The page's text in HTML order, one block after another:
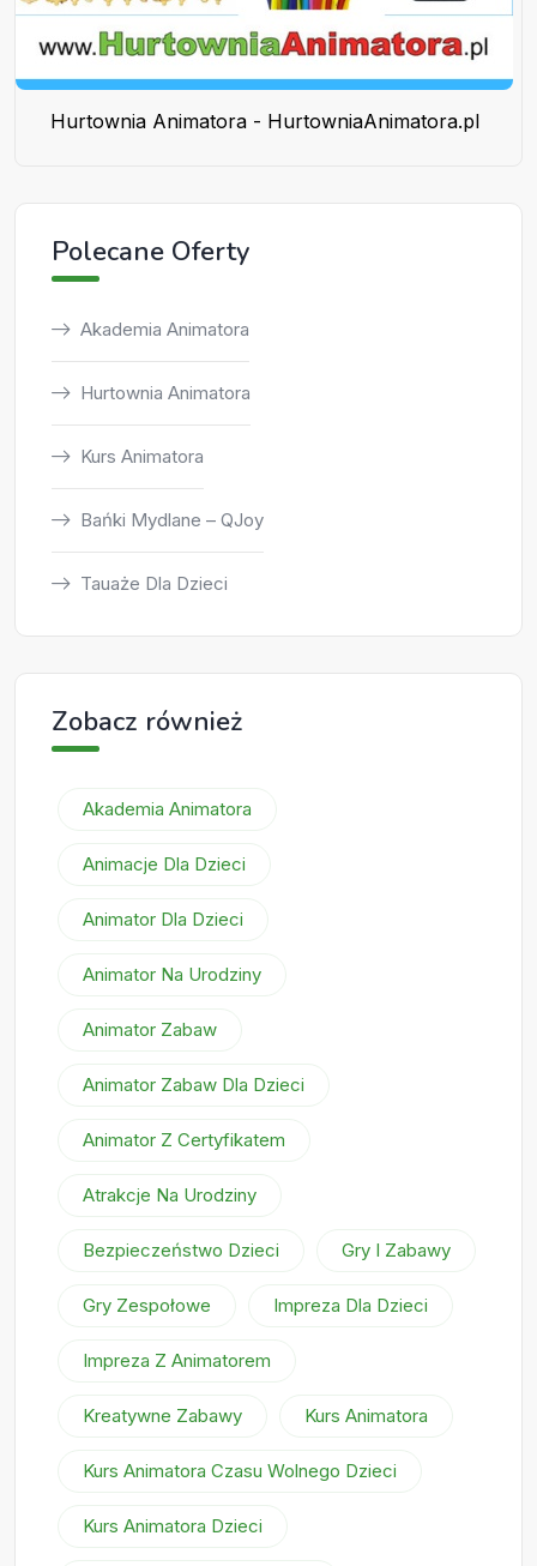
Hurtownia Animatora - HurtowniaAnimatora.pl
Polecane Oferty
Akademia Animatora
Hurtownia Animatora
Kurs Animatora
Bańki Mydlane – QJoy
Tauaże Dla Dzieci
Zobacz również
Akademia Animatora
Animacje Dla Dzieci
Animator Dla Dzieci
Animator Na Urodziny
Animator Zabaw
Animator Zabaw Dla Dzieci
Animator Z Certyfikatem
Atrakcje Na Urodziny
Bezpieczeństwo Dzieci Gry I Zabawy
Gry Zespołowe Impreza Dla Dzieci
Impreza Z Animatorem
Kreatywne Zabawy Kurs Animatora
Kurs Animatora Czasu Wolnego Dzieci
Kurs Animatora Dzieci